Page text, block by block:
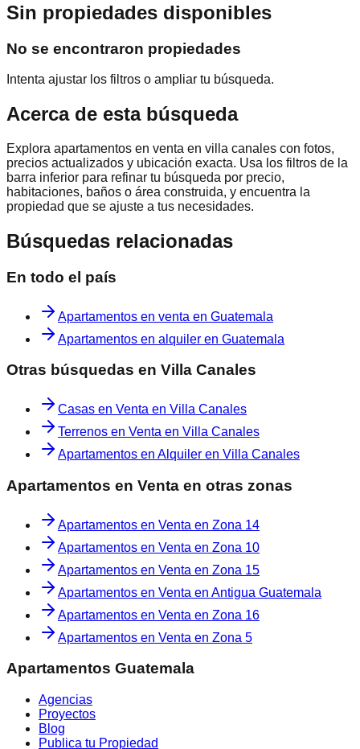
Sin propiedades disponibles
No se encontraron propiedades
Intenta ajustar los filtros o ampliar tu búsqueda.
Acerca de esta búsqueda
Explora apartamentos en venta en villa canales con fotos,
precios actualizados y ubicación exacta. Usa los filtros de la
barra inferior para refinar tu búsqueda por precio,
habitaciones, baños o área construida, y encuentra la
propiedad que se ajuste a tus necesidades.
Búsquedas relacionadas
En todo el país
Apartamentos en venta en Guatemala
Apartamentos en alquiler en Guatemala
Otras búsquedas en Villa Canales
Casas en Venta en Villa Canales
Terrenos en Venta en Villa Canales
Apartamentos en Alquiler en Villa Canales
Apartamentos en Venta en otras zonas
Apartamentos en Venta en Zona 14
Apartamentos en Venta en Zona 10
Apartamentos en Venta en Zona 15
Apartamentos en Venta en Antigua Guatemala
Apartamentos en Venta en Zona 16
Apartamentos en Venta en Zona 5
Apartamentos Guatemala
Agencias
Proyectos
Blog
Publica tu Propiedad